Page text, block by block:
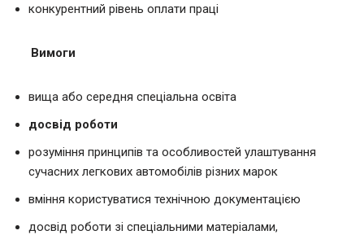
конкурентний рівень оплати праці
Вимоги
вища або середня спеціальна освіта
досвід роботи
розуміння принципів та особливостей улаштування
сучасних легкових автомобілів різних марок
вміння користуватися технічною документацією
досвід роботи зі спеціальними матеріалами,